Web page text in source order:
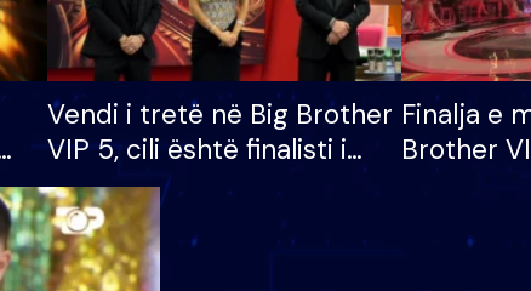
Vendi i tretë në Big Brother
VIP 5, cili është finalisti i
radhës që lë shtëpinë
Finalja e
Brother
banori i
dhe
të fituar